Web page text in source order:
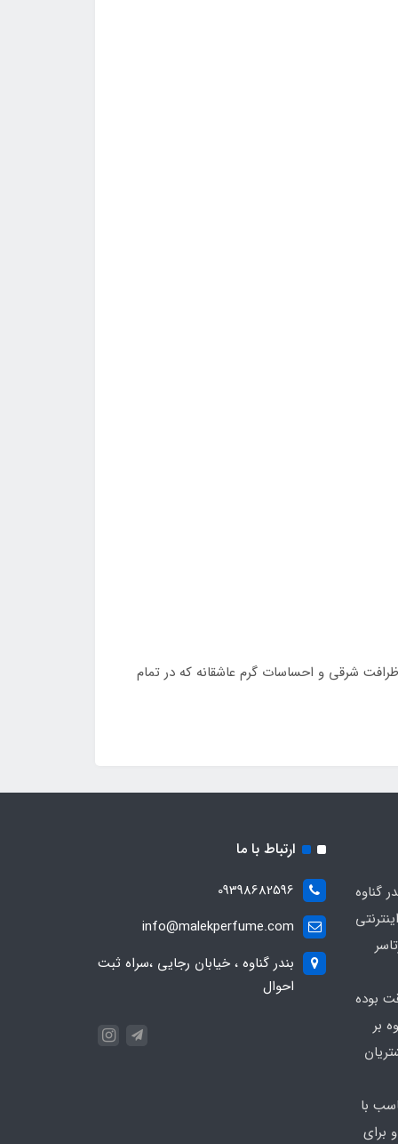
شرقی و احساسات گرم عاشقانه که در تمام
گناوه
بوده
بر
با
برای
ارتباط با ما
09398682596
info@malekperfume.com
بندر گناوه ، خیابان رجایی ،سراه ثبت
احوال